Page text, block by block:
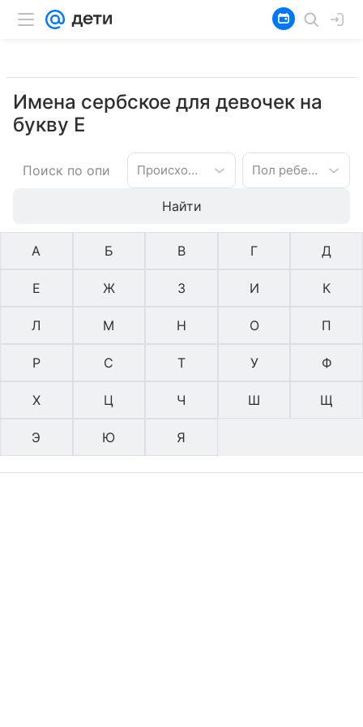
Имена сербское для девочек на
букву Е
Происхождение имени Пол ребенка
Найти
А Б В Г Д
Е Ж З И К
Л М Н О П
Р С Т У Ф
Х Ц Ч Ш Щ
Э Ю Я